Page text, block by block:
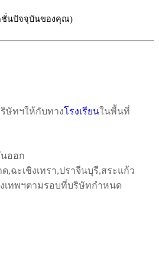
ชั่นปัจจุบันของคุณ)
ษัทฯให้กับทางโรงเรียนในพื้นที่
ออก
,ฉะเชิงเทรา,ปราจีนบุรี,สระแก้ว
เทพฯตามรอบที่บริษัทกำหนด